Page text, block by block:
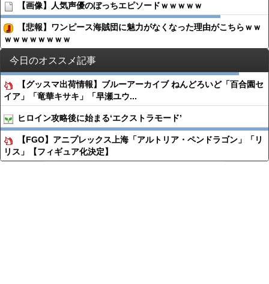
【画像】人気声優のぼっちエピソードｗｗｗｗｗ
【悲報】ワンピース海賊団に魅力がなくなった理由がこちらｗｗ
ｗｗｗｗｗｗｗｗ
今日のオススメ記事
【グッスマ出荷情報】ブルーアーカイブ ねんどろいど「百合園セ
イア」「竜華キサキ」「早瀬ユウ...
ヒロイン攻略後に始まる‘エクストラモード’
【FGO】アニプレックス上海「アルトリア・ペンドラゴン」「リ
リス」【フィギュア化決定】